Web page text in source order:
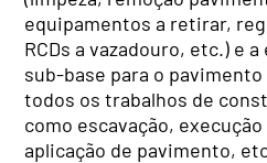
equipamentos a retirar,
RCDs a vazadouro, etc.) e
sub-base para o
todos os trabalhos de
como escavação,
aplicação de pavimento,